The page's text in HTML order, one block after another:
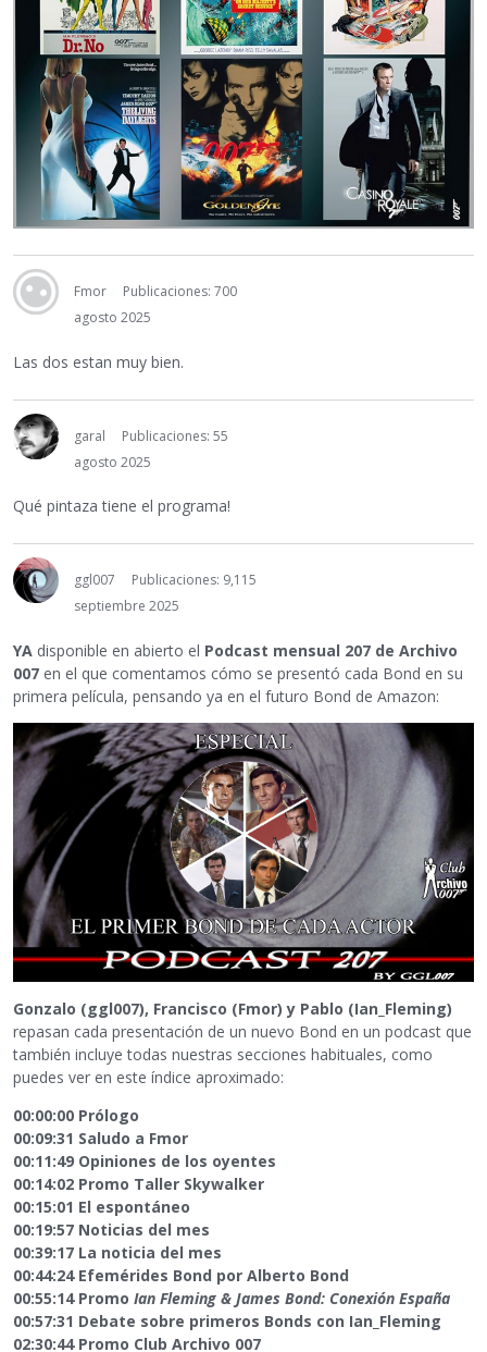
Fmor
Publicaciones: 700
agosto 2025
Las dos estan muy bien.
garal
Publicaciones: 55
agosto 2025
Qué pintaza tiene el programa!
ggl007
Publicaciones: 9,115
septiembre 2025
YA disponible en abierto el Podcast mensual 207 de Archivo
007 en el que comentamos cómo se presentó cada Bond en su
primera película, pensando ya en el futuro Bond de Amazon:
Gonzalo (ggl007), Francisco (Fmor) y Pablo (Ian_Fleming)
repasan cada presentación de un nuevo Bond en un podcast que
también incluye todas nuestras secciones habituales, como
puedes ver en este índice aproximado:
00:00:00 Prólogo
00:09:31 Saludo a Fmor
00:11:49 Opiniones de los oyentes
00:14:02 Promo Taller Skywalker
00:15:01 El espontáneo
00:19:57 Noticias del mes
00:39:17 La noticia del mes
00:44:24 Efemérides Bond por Alberto Bond
00:55:14 Promo Ian Fleming & James Bond: Conexión España
00:57:31 Debate sobre primeros Bonds con Ian_Fleming
02:30:44 Promo Club Archivo 007